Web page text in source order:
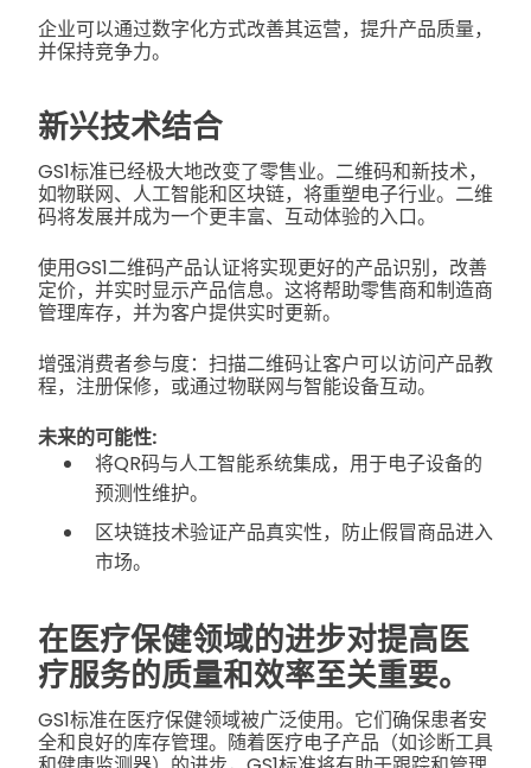
企业可以通过数字化方式改善其运营，提升产品质量，
并保持竞争力。
新兴技术结合
GS1标准已经极大地改变了零售业。二维码和新技术，
如物联网、人工智能和区块链，将重塑电子行业。二维
码将发展并成为一个更丰富、互动体验的入口。
使用GS1二维码产品认证将实现更好的产品识别，改善
定价，并实时显示产品信息。这将帮助零售商和制造商
管理库存，并为客户提供实时更新。
增强消费者参与度：扫描二维码让客户可以访问产品教
程，注册保修，或通过物联网与智能设备互动。
未来的可能性:
将QR码与人工智能系统集成，用于电子设备的
预测性维护。
区块链技术验证产品真实性，防止假冒商品进入
市场。
在医疗保健领域的进步对提高医
疗服务的质量和效率至关重要。
GS1标准在医疗保健领域被广泛使用。它们确保患者安
全和良好的库存管理。随着医疗电子产品（如诊断工具